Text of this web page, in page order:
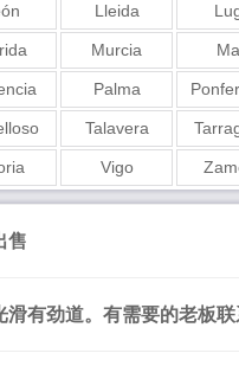
Lleida
Murcia
Palma
Talavera
Vigo
售
滑有劲道。有需要的老板